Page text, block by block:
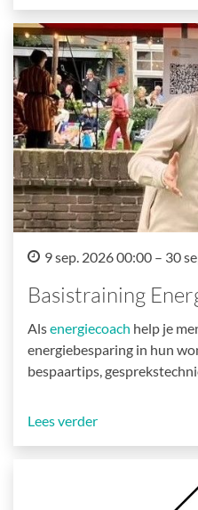
9 sep. 2026 00:00 – 30
Basistraining
Alsenergiecoach help je
energiebesparing in hun
bespaartips,
Lees verder